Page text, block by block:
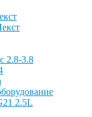
2.8-3.8
2.5L